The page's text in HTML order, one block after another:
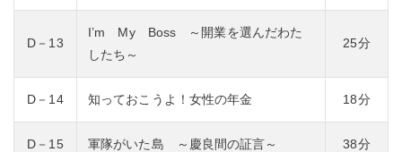
D－13
I’m My Boss ～開業を選んだわた
したち～
25分
D－14 知っておこうよ！女性の年金 18分
D－15 軍隊がいた島 ～慶良間の証言～ 38分